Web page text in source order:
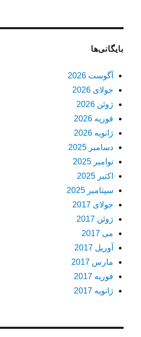
بایگانی‌ها
آگوست 2026
جولای 2026
ژوئن 2026
فوریه 2026
ژانویه 2026
دسامبر 2025
نوامبر 2025
اکتبر 2025
سپتامبر 2025
جولای 2017
ژوئن 2017
می 2017
آوریل 2017
مارس 2017
فوریه 2017
ژانویه 2017